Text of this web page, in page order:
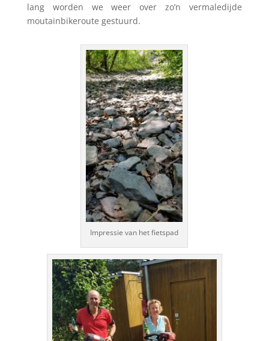
lang worden we weer over zo’n vermaledijde
moutainbikeroute gestuurd.
Impressie van het fietspad